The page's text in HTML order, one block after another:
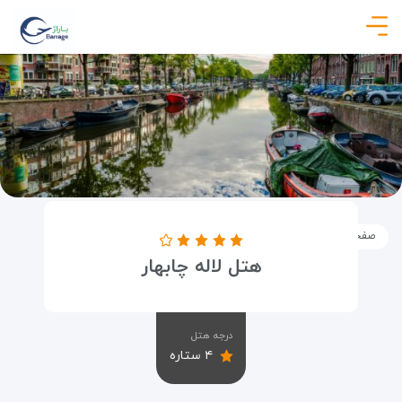
صفحه نخست اقامتگاه ها هتل لاله چابهار
هتل لاله چابهار
درجه هتل